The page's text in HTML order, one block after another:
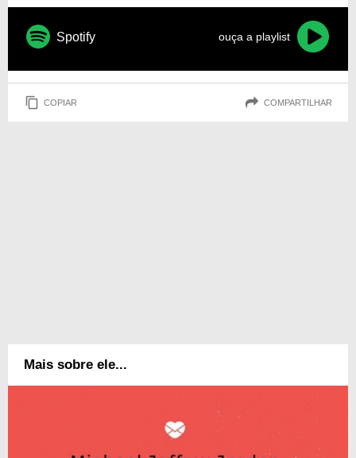
Spotify ouça a playlist
COPIAR COMPARTILHAR
Mais sobre ele...